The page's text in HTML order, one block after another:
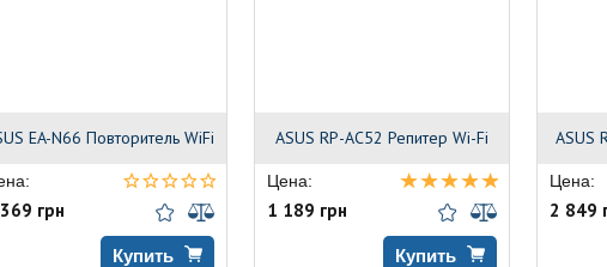
EA-N66 Повторитель WiFi
грн
Купить
ASUS RP-AC52 Репитер Wi-Fi
Цена:
1 189 грн
Купить
ASUS
Цена:
2 849